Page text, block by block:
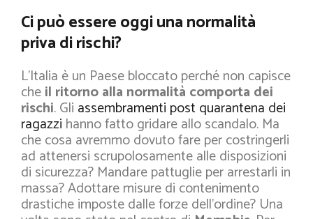
Ci può essere oggi una normalità
priva di rischi?
L’Italia è un Paese bloccato perché non capisce
cheil ritorno alla normalità comporta dei
rischi. Gli assembramenti post quarantena dei
ragazzi hanno fatto gridare allo scandalo. Ma
che cosa avremmo dovuto fare per costringerli
ad attenersi scrupolosamente alle disposizioni
di sicurezza? Mandare pattuglie per arrestarli in
massa? Adottare misure di contenimento
drastiche imposte dalle forze dell’ordine? Una